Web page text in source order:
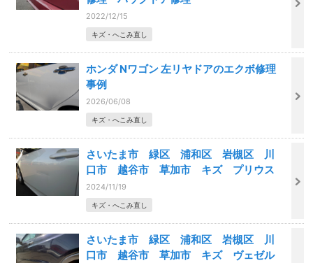
2022/12/15
キズ・へこみ直し
ホンダ Nワゴン 左リヤドアのエクボ修理
事例
2026/06/08
キズ・へこみ直し
さいたま市 緑区 浦和区 岩槻区 川
口市 越谷市 草加市 キズ プリウス
2024/11/19
キズ・へこみ直し
さいたま市 緑区 浦和区 岩槻区 川
口市 越谷市 草加市 キズ ヴェゼル